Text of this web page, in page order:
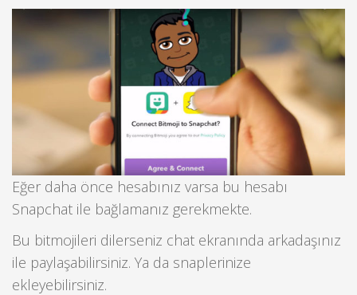
Eğer daha önce hesabınız varsa bu hesabı
Snapchat ile bağlamanız gerekmekte.
Bu bitmojileri dilerseniz chat ekranında arkadaşınız
ile paylaşabilirsiniz. Ya da snaplerinize
ekleyebilirsiniz.